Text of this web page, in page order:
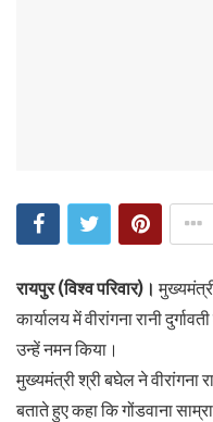
रायपुर (विश्व परिवार)।
कार्यालय में वीरांगना रानी
उन्हें नमन किया।
मुख्यमंत्री श्री बघेल ने वीरांगना
बताते हुए कहा कि गोंडवाना